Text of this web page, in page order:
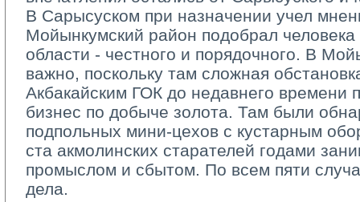
В Сарысуском при назначении учел
Мойынкумский район подобрал человека
области - честного и порядочного. В
важно, поскольку там сложная
Акбакайским ГОК до недавнего времени
бизнес по добыче золота. Там были
подпольных мини-цехов с кустарным
ста акмолинских старателей годами
промыслом и сбытом. По всем пяти
дела.